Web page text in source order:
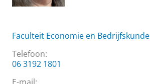
Faculteit Economie en Bedrijfskunde
Telefoon:
06 3192 1801